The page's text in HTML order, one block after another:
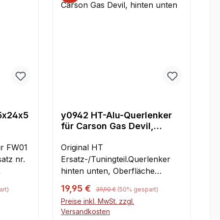
FW01
nr.
für
y0942 HT-Alu-Querlenker
für Carson Gas Devil,
Original HT
Ersatz-/Tuningteil.Querlenker
hinten unten, Oberfläche
trowalisiert,
Kunststofflagerbuchsen
austauschbar. Eine Ausführung,
passend für links und
Verkaufspreis:
19,95 € Regulärer Preis:
39,90 € (50% gespart)
Preise inkl. MwSt. zzgl.
Versandkosten